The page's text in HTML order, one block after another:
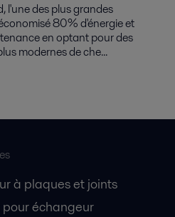
l'une des plus grandes
80% d'énergie et
en optant pour des
modernes de che...
à plaques et joints
échangeur